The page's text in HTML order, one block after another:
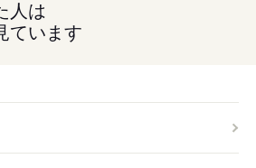
人は
ています